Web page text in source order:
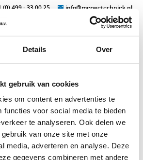
Details Over
gebruik van cookies
om content en advertenties te
functies voor social media te bieden
te analyseren. Ook delen we
van onze site met onze
media, adverteren en analyse. Deze
gegevens combineren met andere
(0) 499 - 33 00 25 info@merwetechniek.nl
elektrotechnische producten